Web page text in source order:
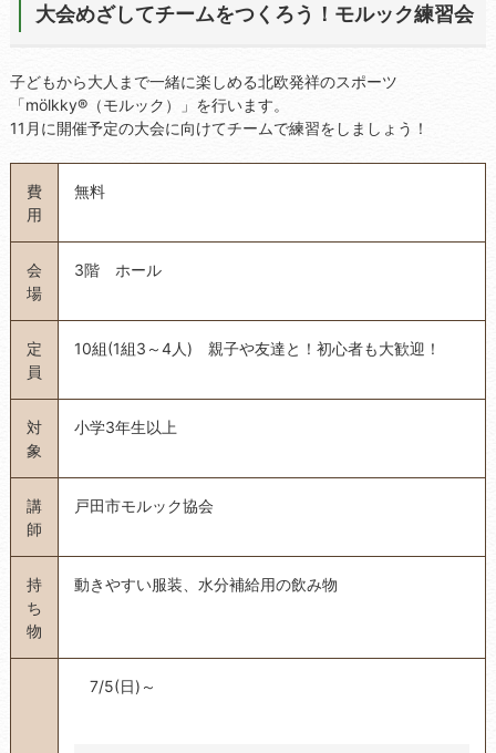
大会めざしてチームをつくろう！モルック練習会
子どもから大人まで一緒に楽しめる北欧発祥のスポーツ
「mölkky®（モルック）」を行います。
11月に開催予定の大会に向けてチームで練習をしましょう！
費
用
無料
会
場
3階 ホール
定
員
10組(1組3～4人) 親子や友達と！初心者も大歓迎！
対
象
小学3年生以上
講
師
戸田市モルック協会
持
ち
物
動きやすい服装、水分補給用の飲み物
7/5(日)～